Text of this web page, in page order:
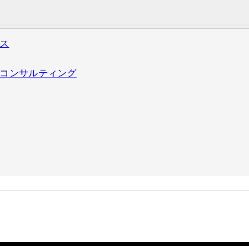
ンサルティング